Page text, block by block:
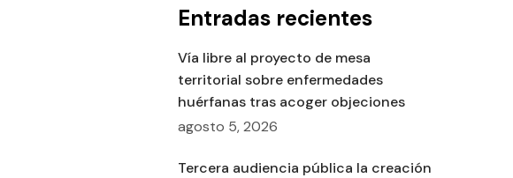
Entradas recientes
Vía libre al proyecto de mesa
territorial sobre enfermedades
huérfanas tras acoger objeciones
agosto 5, 2026
Tercera audiencia pública la creación